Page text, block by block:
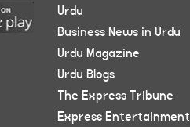
Urdu
Business News in Urdu
Urdu Magazine
Urdu Blogs
The Express Tribune
Express Entertainment